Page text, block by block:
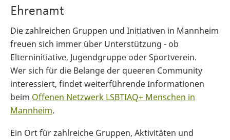
Ehrenamt
Die zahlreichen Gruppen und Initiativen in Mannheim
freuen sich immer über Unterstützung - ob
Elterninitiative, Jugendgruppe oder Sportverein.
Wer sich für die Belange der queeren Community
interessiert, findet weiterführende Informationen
beim Offenen Netzwerk LSBTIAQ+ Menschen in
Mannheim.
Ein Ort für zahlreiche Gruppen, Aktivitäten und